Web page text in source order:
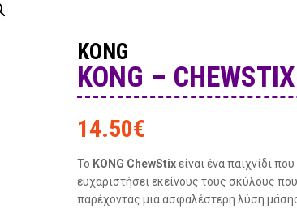
KONG
KONG –
14.50€
Το KONG ChewStixείναι ένα παιχνίδι που
ευχαριστήσει εκείνους τους σκύλους
παρέχοντας μια ασφαλέστερη λύση